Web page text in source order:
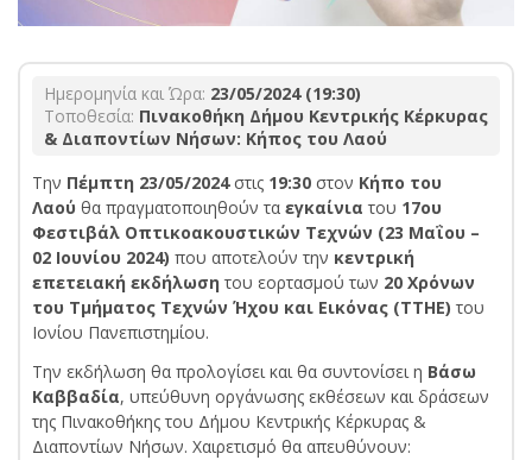
Ημερομηνία και Ώρα: 23/05/2024 (19:30)
Τοποθεσία: Πινακοθήκη Δήμου Κεντρικής Κέρκυρας
& Διαποντίων Νήσων: Κήπος του Λαού
Την Πέμπτη 23/05/2024στις 19:30 στον Κήπο του
Λαού θα πραγματοποιηθούν τα εγκαίνια του 17ου
Φεστιβάλ Οπτικοακουστικών Τεχνών (23 Μαΐου –
02 Ιουνίου 2024) που αποτελούν την κεντρική
επετειακή εκδήλωση του εορτασμού των 20 Χρόνων
του Τμήματος Τεχνών Ήχου και Εικόνας (ΤΤΗΕ) του
Ιονίου Πανεπιστημίου.
Την εκδήλωση θα προλογίσει και θα συντονίσει η Βάσω
Καββαδία, υπεύθυνη οργάνωσης εκθέσεων και δράσεων
της Πινακοθήκης του Δήμου Κεντρικής Κέρκυρας &
Διαποντίων Νήσων. Χαιρετισμό θα απευθύνουν: